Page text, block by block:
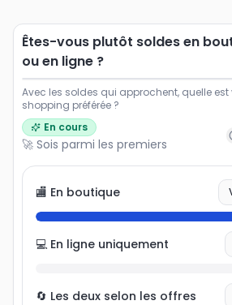
Êtes-vous plutôt soldes en
Avec les soldes qui approchent,
Êtes-vous plutôt soldes en
ou en ligne ?
Avec les soldes qui approchent, quelle
shopping préférée ?
En cours
🚀 Sois parmi les premiers
🏬 En boutique
💻 En ligne uniquement
🔄 Les deux selon les offres